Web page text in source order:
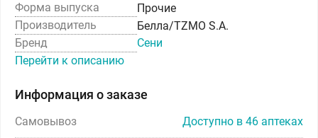
Форма выпуска
Прочие
Производитель
Белла/TZMO S.A.
Бренд
Сени
Перейти к описанию
Информация о заказе
Самовывоз Доступно в 46 аптеках